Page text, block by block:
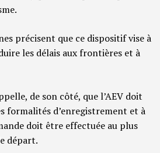
précisent que ce dispositif vise à
les délais aux frontières et à
de son côté, que l’AEV doit
formalités d’enregistrement et à
doit être effectuée au plus
départ.